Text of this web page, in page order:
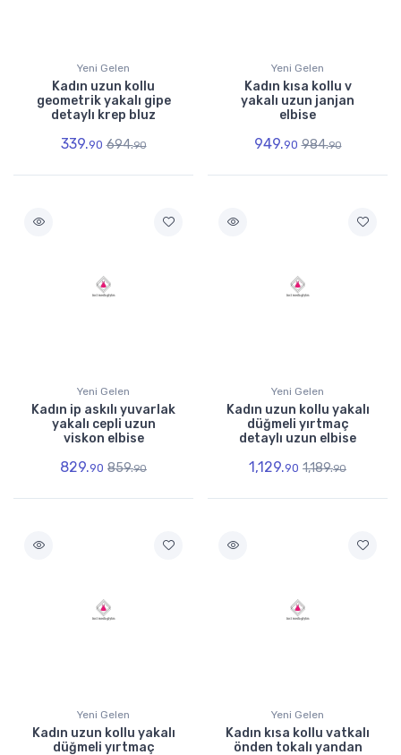
Yeni Gelen
Kadın uzun kollu
geometrik yakalı gipe
detaylı krep bluz
339.90 694.90
Yeni Gelen
Kadın kısa kollu v
yakalı uzun janjan
elbise
949.90 984.90
Yeni Gelen
Kadın ip askılı yuvarlak
yakalı cepli uzun
viskon elbise
829.90 859.90
Yeni Gelen
Kadın uzun kollu yakalı
düğmeli yırtmaç
detaylı uzun elbise
1,129.90 1,189.90
Yeni Gelen
Kadın uzun kollu yakalı
düğmeli yırtmaç
Yeni Gelen
Kadın kısa kollu vatkalı
önden tokalı yandan